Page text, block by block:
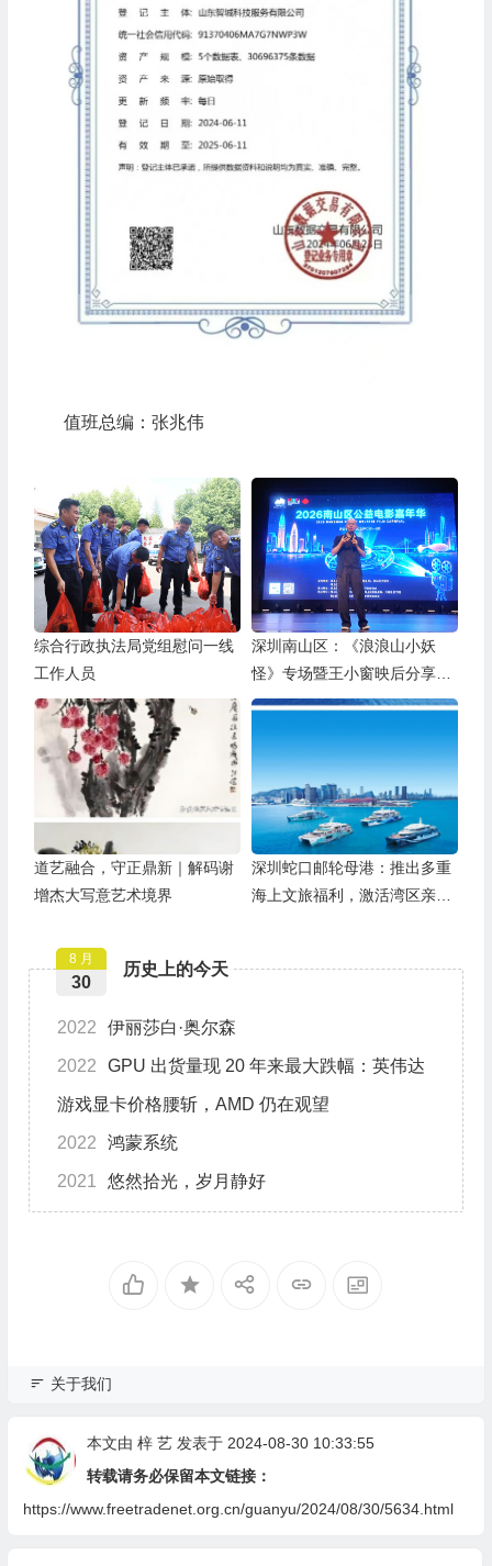
值班总编：张兆伟
综合行政执法局党组慰问一线
工作人员
深圳南山区：《浪浪山小妖
怪》专场暨王小窗映后分享会
举办
道艺融合，守正鼎新｜解码谢
增杰大写意艺术境界
深圳蛇口邮轮母港：推出多重
海上文旅福利，激活湾区亲子
历史上的今天
8 月
30
2022 伊丽莎白·奥尔森
2022 GPU 出货量现 20 年来最大跌幅：英伟达
游戏显卡价格腰斩，AMD 仍在观望
2022 鸿蒙系统
2021 悠然拾光，岁月静好
关于我们
本文由 梓 艺发表于 2024-08-30 10:33:55
转载请务必保留本文链接：
https://www.freetradenet.org.cn/guanyu/2024/08/30/5634.html